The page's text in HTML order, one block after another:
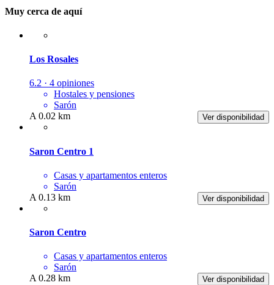
Muy cerca de aquí
Los Rosales
6.2 · 4 opiniones
Hostales y pensiones
Sarón
Ver disponibilidad
A 0.02 km
Saron Centro 1
Casas y apartamentos enteros
Sarón
Ver disponibilidad
A 0.13 km
Saron Centro
Casas y apartamentos enteros
Sarón
Ver disponibilidad
A 0.28 km